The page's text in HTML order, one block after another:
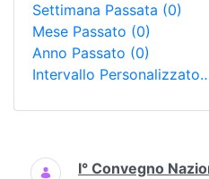
Settimana Passata (0)
Mese Passato (0)
Anno Passato (0)
Intervallo
Ricerca
I° Convegno